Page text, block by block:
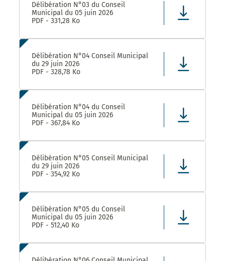
Délibération N°03 du Conseil
Municipal du 05 juin 2026
PDF - 331,28 Ko
Délibération N°04 Conseil Municipal
du 29 juin 2026
PDF - 328,78 Ko
Délibération N°04 du Conseil
Municipal du 05 juin 2026
PDF - 367,84 Ko
Délibération N°05 Conseil Municipal
du 29 juin 2026
PDF - 354,92 Ko
Délibération N°05 du Conseil
Municipal du 05 juin 2026
PDF - 512,40 Ko